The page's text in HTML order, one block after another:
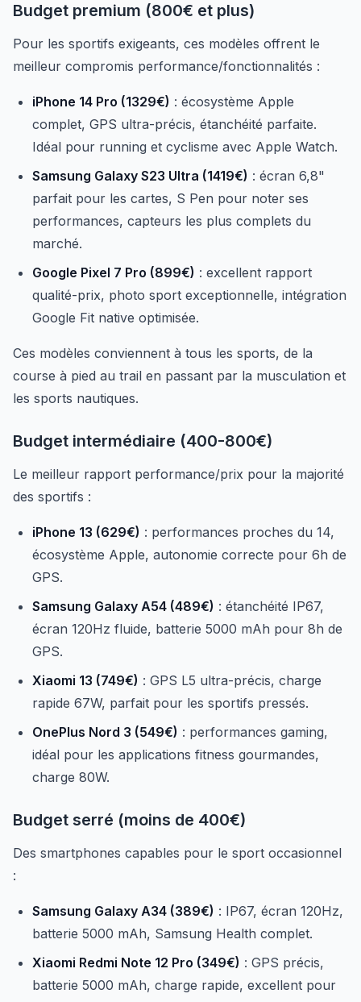
Budget premium (800€ et plus)
Pour les sportifs exigeants, ces modèles offrent le
meilleur compromis performance/fonctionnalités :
iPhone 14 Pro (1329€) : écosystème Apple
complet, GPS ultra-précis, étanchéité parfaite.
Idéal pour running et cyclisme avec Apple Watch.
Samsung Galaxy S23 Ultra (1419€) : écran 6,8"
parfait pour les cartes, S Pen pour noter ses
performances, capteurs les plus complets du
marché.
Google Pixel 7 Pro (899€) : excellent rapport
qualité-prix, photo sport exceptionnelle, intégration
Google Fit native optimisée.
Ces modèles conviennent à tous les sports, de la
course à pied au trail en passant par la musculation et
les sports nautiques.
Budget intermédiaire (400-800€)
Le meilleur rapport performance/prix pour la majorité
des sportifs :
iPhone 13 (629€) : performances proches du 14,
écosystème Apple, autonomie correcte pour 6h de
GPS.
Samsung Galaxy A54 (489€) : étanchéité IP67,
écran 120Hz fluide, batterie 5000 mAh pour 8h de
GPS.
Xiaomi 13 (749€) : GPS L5 ultra-précis, charge
rapide 67W, parfait pour les sportifs pressés.
OnePlus Nord 3 (549€) : performances gaming,
idéal pour les applications fitness gourmandes,
charge 80W.
Budget serré (moins de 400€)
Des smartphones capables pour le sport occasionnel
:
Samsung Galaxy A34 (389€) : IP67, écran 120Hz,
batterie 5000 mAh, Samsung Health complet.
Xiaomi Redmi Note 12 Pro (349€) : GPS précis,
batterie 5000 mAh, charge rapide, excellent pour